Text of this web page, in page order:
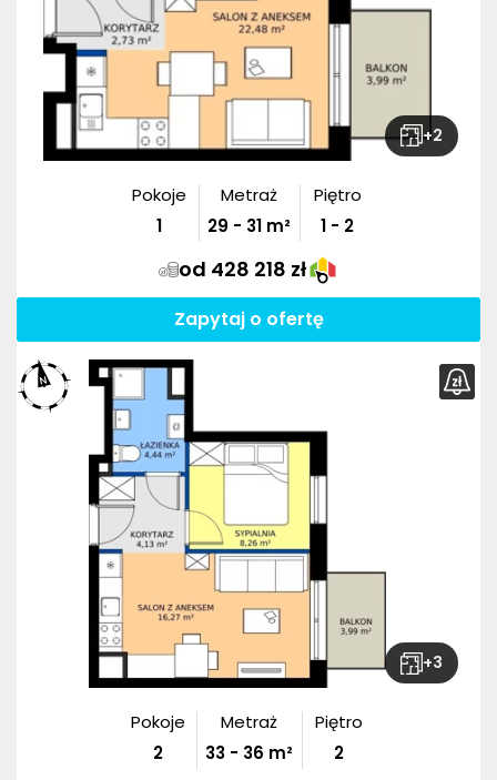
+2
Pokoje
1
Metraż
29 - 31m²
Piętro
1 - 2
od 428 218 zł
Zapytaj o ofertę
+3
Pokoje
2
Metraż
33- 36 m²
Piętro
2